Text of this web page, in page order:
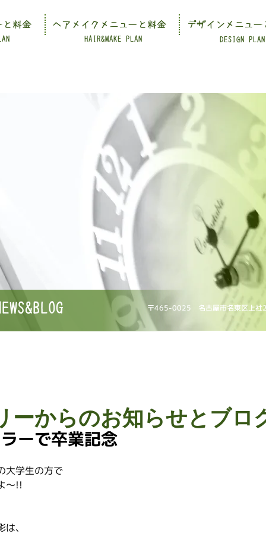
HAIR&MAKE PLAN DESIGN PLAN
と料金 ヘアメイクメニューと料金 デザインメニュー
〒465-0025 名古屋市名東区上社
ーで卒業記念
大学生の方で
～!!
、
ーからのお知らせとブロ